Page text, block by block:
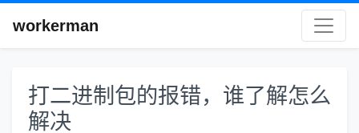
workerman
打二进制包的报错，谁了解怎么
解决